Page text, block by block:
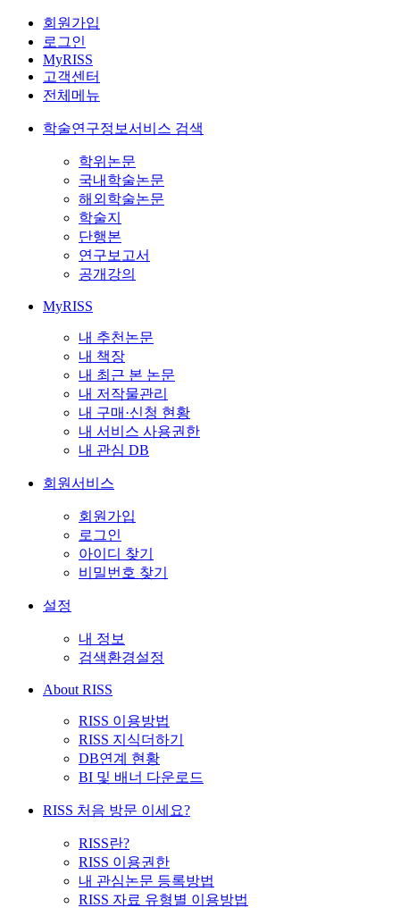
회원가입
로그인
MyRISS
고객센터
전체메뉴
학술연구정보서비스 검색
학위논문
국내학술논문
해외학술논문
학술지
단행본
연구보고서
공개강의
MyRISS
내 추천논문
내 책장
내 최근 본 논문
내 저작물관리
내 구매·신청 현황
내 서비스 사용권한
내 관심 DB
회원서비스
회원가입
로그인
아이디 찾기
비밀번호 찾기
설정
내 정보
검색환경설정
About RISS
RISS 이용방법
RISS 지식더하기
DB연계 현황
BI 및 배너 다운로드
RISS 처음 방문 이세요?
RISS란?
RISS 이용권한
내 관심논문 등록방법
RISS 자료 유형별 이용방법